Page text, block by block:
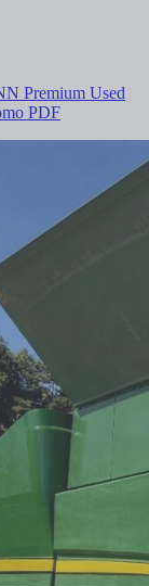
Premium Used
PDF